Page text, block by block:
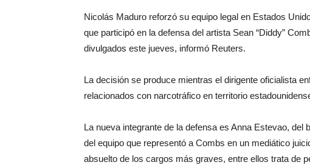
Nicolás Maduro reforzó su equipo legal en Estados
que participó en la defensa del artista Sean “Diddy”
divulgados este jueves, informó Reuters.
La decisión se produce mientras el dirigente oficialista
relacionados con narcotráfico en territorio
La nueva integrante de la defensa es Anna Estevao,
del equipo que representó a Combs en un mediático
absuelto de los cargos más graves, entre ellos trata de